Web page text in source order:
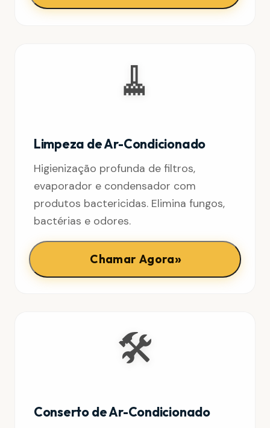
🧹
Limpeza de Ar-Condicionado
Higienização profunda de filtros,
evaporador e condensador com
produtos bactericidas. Elimina fungos,
bactérias e odores.
Chamar Agora»
🛠️
Conserto de Ar-Condicionado